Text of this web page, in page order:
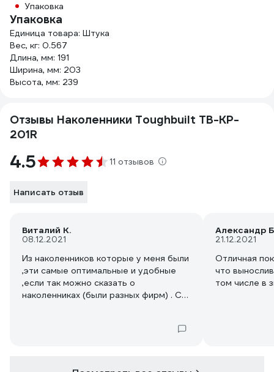
Упаковка
Упаковка
Единица товара: Штука
Вес, кг: 0.567
Длина, мм: 191
Ширина, мм: 203
Высота, мм: 239
Отзывы Наколенники Toughbuilt TB-KP-
201R
4.5 11 отзывов
Написать отзыв
Виталий К.
08.12.2021
Из наколенников которые у меня были
,эти самые оптимальные и удобные
,если так можно сказать о
наколенниках (были разных фирм) . С
проветривания колен.
Александр
21.12.2021
Отличная
что
том числе в